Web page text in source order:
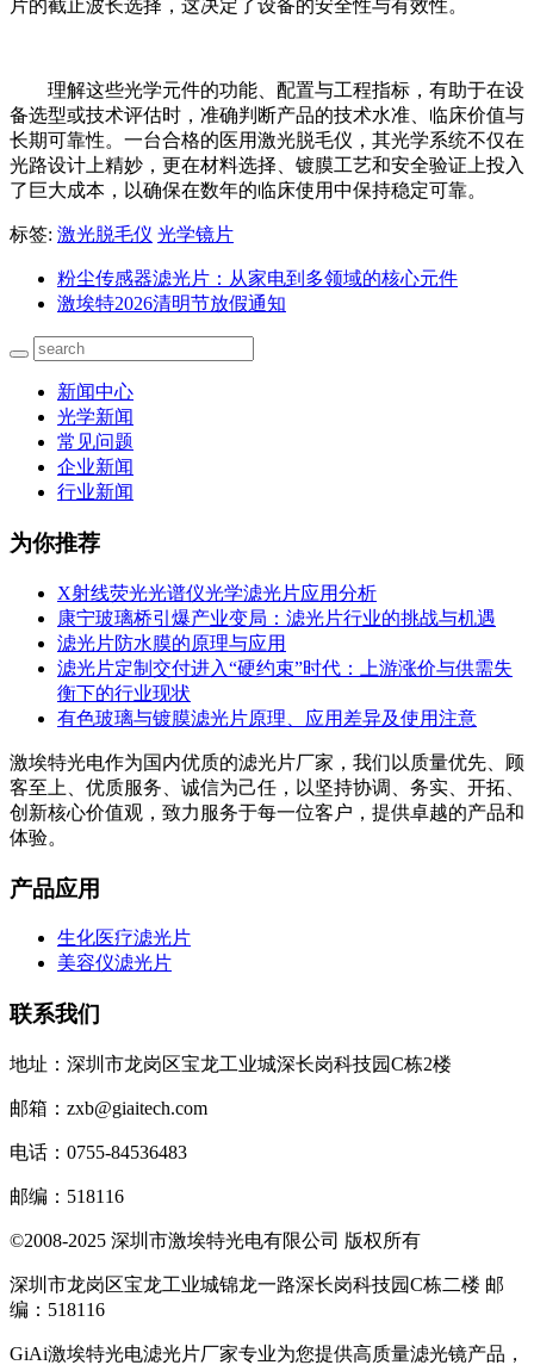
片的截止波长选择，这决定了设备的安全性与有效性。
理解这些光学元件的功能、配置与工程指标，有助于在设
备选型或技术评估时，准确判断产品的技术水准、临床价值与
长期可靠性。一台合格的医用激光脱毛仪，其光学系统不仅在
光路设计上精妙，更在材料选择、镀膜工艺和安全验证上投入
了巨大成本，以确保在数年的临床使用中保持稳定可靠。
标签: 激光脱毛仪 光学镜片
粉尘传感器滤光片：从家电到多领域的核心元件
激埃特2026清明节放假通知
新闻中心
光学新闻
常见问题
企业新闻
行业新闻
为你推荐
X射线荧光光谱仪光学滤光片应用分析
康宁玻璃桥引爆产业变局：滤光片行业的挑战与机遇
滤光片防水膜的原理与应用
滤光片定制交付进入“硬约束”时代：上游涨价与供需失
衡下的行业现状
有色玻璃与镀膜滤光片原理、应用差异及使用注意
激埃特光电作为国内优质的滤光片厂家，我们以质量优先、顾
客至上、优质服务、诚信为己任，以坚持协调、务实、开拓、
创新核心价值观，致力服务于每一位客户，提供卓越的产品和
体验。
产品应用
生化医疗滤光片
美容仪滤光片
联系我们
地址：深圳市龙岗区宝龙工业城深长岗科技园C栋2楼
邮箱：zxb@giaitech.com
电话：0755-84536483
邮编：518116
©2008-2025 深圳市激埃特光电有限公司 版权所有
深圳市龙岗区宝龙工业城锦龙一路深长岗科技园C栋二楼 邮
编：518116
GiAi激埃特光电滤光片厂家专业为您提供高质量滤光镜产品，